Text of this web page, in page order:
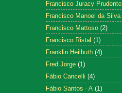
Francisco Juracy Prudente
Francisco Manoel da Silva
Francisco Mattoso (2)
Francisco Ristal (1)
Franklin Heilbuth (4)
Fred Jorge (1)
Fábio Cancelli (4)
Fábio Santos - A (1)